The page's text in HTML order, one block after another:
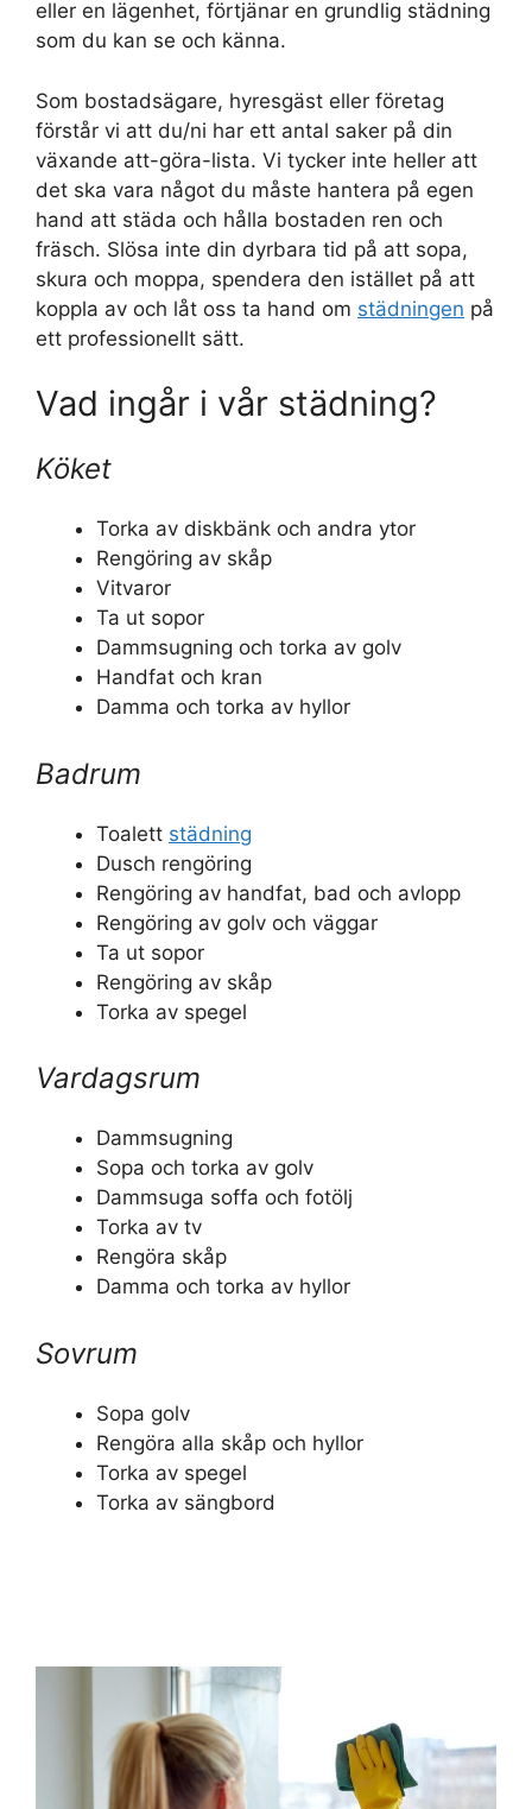
eller en lägenhet, förtjänar en grundlig städning
som du kan se och känna.
Som bostadsägare, hyresgäst eller företag
förstår vi att du/ni har ett antal saker på din
växande att-göra-lista. Vi tycker inte heller att
det ska vara något du måste hantera på egen
hand att städa och hålla bostaden ren och
fräsch. Slösa inte din dyrbara tid på att sopa,
skura och moppa, spendera den istället på att
koppla av och låt oss ta hand om städningen på
ett professionellt sätt.
Vad ingår i vår städning?
Köket
Torka av diskbänk och andra ytor
Rengöring av skåp
Vitvaror
Ta ut sopor
Dammsugning och torka av golv
Handfat och kran
Damma och torka av hyllor
Badrum
Toalett städning
Dusch rengöring
Rengöring av handfat, bad och avlopp
Rengöring av golv och väggar
Ta ut sopor
Rengöring av skåp
Torka av spegel
Vardagsrum
Dammsugning
Sopa och torka av golv
Dammsuga soffa och fotölj
Torka av tv
Rengöra skåp
Damma och torka av hyllor
Sovrum
Sopa golv
Rengöra alla skåp och hyllor
Torka av spegel
Torka av sängbord